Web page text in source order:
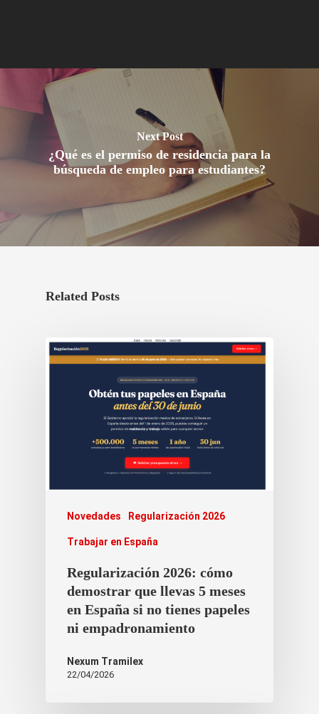
Next Post
¿Qué es el permiso de residencia para la
búsqueda de empleo para estudiantes?
Related Posts
Novedades Regularización 2026
Trabajar en España
Regularización 2026: cómo
demostrar que llevas 5 meses
en España si no tienes papeles
ni empadronamiento
Nexum Tramilex
22/04/2026